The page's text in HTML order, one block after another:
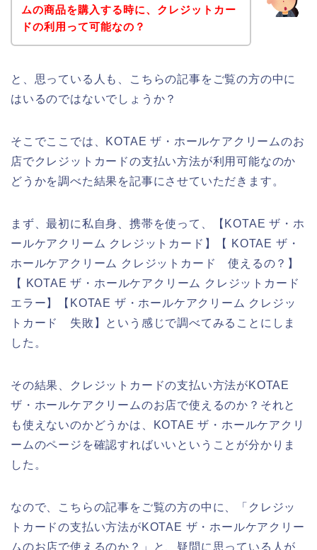
ムの商品を購入する時に、クレジットカー
ドの利用って可能なの？
と、思っている人も、こちらの記事をご覧の方の中に
はいるのではないでしょうか？
そこでここでは、KOTAE ザ・ホールケアクリームのお
店でクレジットカードの支払い方法が利用可能なのか
どうかを調べた結果を記事にさせていただきます。
まず、最初に私自身、携帯を使って、【KOTAE ザ・ホ
ールケアクリーム クレジットカード】【 KOTAE ザ・
ホールケアクリーム クレジットカード 使えるの？】
【 KOTAE ザ・ホールケアクリーム クレジットカード
エラー】【KOTAE ザ・ホールケアクリーム クレジッ
トカード 失敗】という感じで調べてみることにしま
した。
その結果、クレジットカードの支払い方法がKOTAE
ザ・ホールケアクリームのお店で使えるのか？それと
も使えないのかどうかは、KOTAE ザ・ホールケアクリ
ームのページを確認すればいいということが分かりま
した。
なので、こちらの記事をご覧の方の中に、「クレジッ
トカードの支払い方法がKOTAE ザ・ホールケアクリー
ムのお店で使えるのか？」と、疑問に思っている人が